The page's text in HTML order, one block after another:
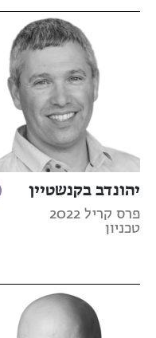
יהונדב בקנשטיין
פרס קריל 2022
טכניון